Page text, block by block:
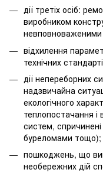
дії третіх осіб:
виробником
відхилення
технічних
дії непереборних
надзвичайна
екологічного
теплопостачання
систем,
буреломами тощо);
пошкоджень, що
необережних дій